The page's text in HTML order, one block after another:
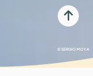
© SERGIO MOYA